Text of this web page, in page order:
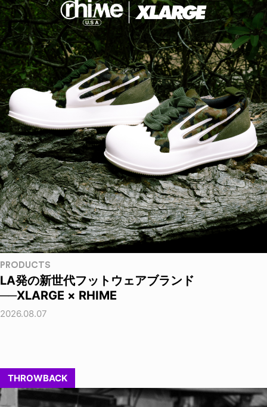
PRODUCTS
LA発の新世代フットウェアブランド
──XLARGE × RHIME
2026.08.07
THROWBACK